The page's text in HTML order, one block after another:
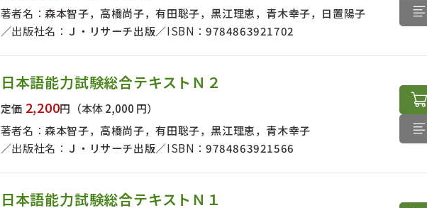
著者名： 森本智子，高橋尚子，有田聡子，黒江理恵，青木幸子，日置陽子
出版社名： Ｊ・リサーチ出版 ISBN： 9784863921702
日本語能力試験総合テキストＮ２
定価 2,200円 （本体 2,000 円）
著者名： 森本智子，高橋尚子，有田聡子，黒江理恵，青木幸子
出版社名： Ｊ・リサーチ出版 ISBN： 9784863921566
日本語能力試験総合テキストＮ１